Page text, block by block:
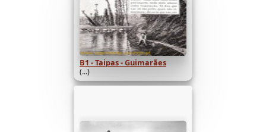
B1 - Taipas - Guimarães
(...)